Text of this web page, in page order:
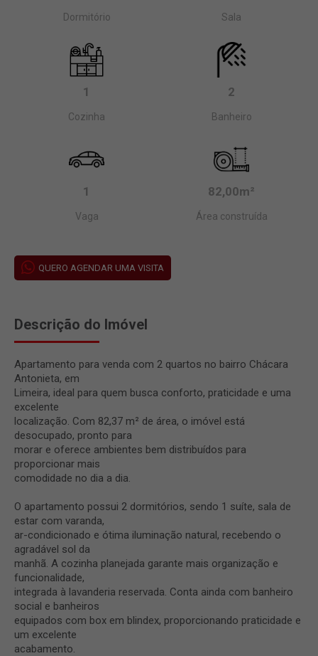
Dormitório Sala
1
Cozinha
2
Banheiro
1
Vaga
82,00m²
Área construída
QUERO AGENDAR UMA VISITA
Descrição do Imóvel
Apartamento para venda com 2 quartos no bairro Chácara
Antonieta, em
Limeira, ideal para quem busca conforto, praticidade e uma
excelente
localização. Com 82,37 m² de área, o imóvel está
desocupado, pronto para
morar e oferece ambientes bem distribuídos para
proporcionar mais
comodidade no dia a dia.
O apartamento possui 2 dormitórios, sendo 1 suíte, sala de
estar com varanda,
ar-condicionado e ótima iluminação natural, recebendo o
agradável sol da
manhã. A cozinha planejada garante mais organização e
funcionalidade,
integrada à lavanderia reservada. Conta ainda com banheiro
social e banheiros
equipados com box em blindex, proporcionando praticidade e
um excelente
acabamento.